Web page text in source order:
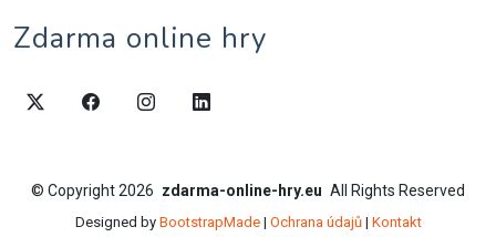
Zdarma online hry
© Copyright2026 zdarma-online-hry.eu All Rights Reserved
Designed by BootstrapMade| Ochrana údajů| Kontakt